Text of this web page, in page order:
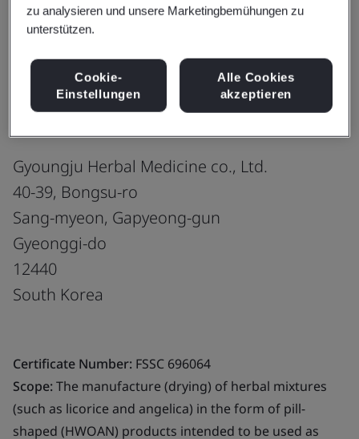
FSSC 22000 v6
Gyoungju Herbal Medicine co., Ltd.
40-39, Bongsu-ro
Sang-myeon, Gapyeong-gun
Gyeonggi-do
12440
South Korea
Certificate Number: FSSC 696064
Scope:The manufacture (drying) of herbal mixtures
(such as licorice and angelica) in the form of pill-
shaped (HWOAN) products intended to be used as
zu analysieren und unsere Marketingbemühungen zu
unterstützen.
Cookie-
Einstellungen
Alle Cookies
akzeptieren